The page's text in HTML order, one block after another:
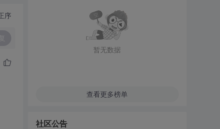
序
暂无数据
查看更多榜单
社区公告